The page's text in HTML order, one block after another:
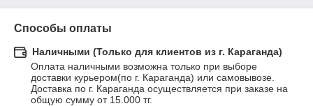
Способы оплаты
Наличными (Только для клиентов из г. Караганда)
Оплата наличными возможна только при выборе
доставки курьером(по г. Караганда) или самовывозе.
Доставка по г. Караганда осуществляется при заказе на
общую сумму от 15.000 тг.